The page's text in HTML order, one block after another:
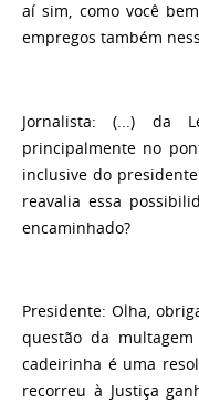
aí sim, como você
empregos também
Jornalista: (...) da
principalmente no
inclusive do
reavalia essa
encaminhado?
Presidente: Olha,
questão da
cadeirinha é uma
recorreu à Justiça